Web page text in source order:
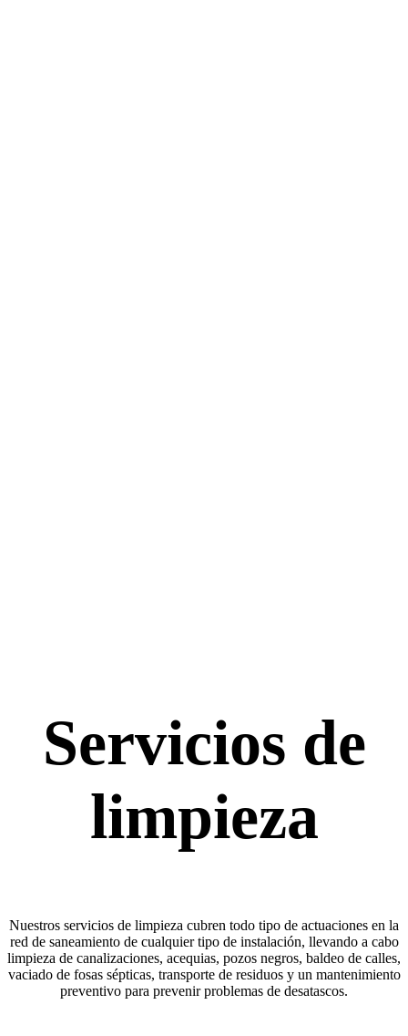
Servicios de
limpieza
Nuestros servicios de limpieza cubren todo tipo de actuaciones en la
red de saneamiento de cualquier tipo de instalación, llevando a cabo
limpieza de canalizaciones, acequias, pozos negros, baldeo de calles,
vaciado de fosas sépticas, transporte de residuos y un mantenimiento
preventivo para prevenir problemas de desatascos.